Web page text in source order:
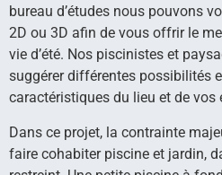
bureau d’études nous pouvons
2D ou 3D afin de vous offrir le
vie d’été. Nos piscinistes et
suggérer différentes possibilités
caractéristiques du lieu et de vos
Dans ce projet, la contrainte
faire cohabiter piscine et jardin,